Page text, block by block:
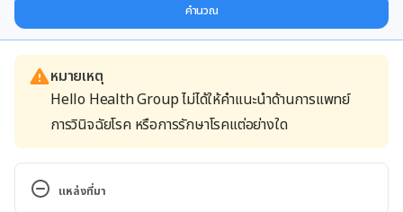
คำนวณ
หมายเหตุ
Hello Health Group ไม่ได้ให้คำแนะนำด้านการแพทย์
การวินิจฉัยโรค หรือการรักษาโรคแต่อย่างใด
แหล่งที่มา